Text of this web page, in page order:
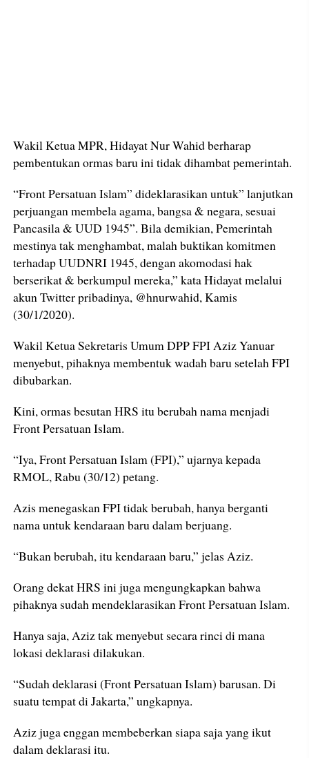
Wakil Ketua MPR, Hidayat Nur Wahid berharap
pembentukan ormas baru ini tidak dihambat pemerintah.
“Front Persatuan Islam” dideklarasikan untuk” lanjutkan
perjuangan membela agama, bangsa & negara, sesuai
Pancasila & UUD 1945”. Bila demikian, Pemerintah
mestinya tak menghambat, malah buktikan komitmen
terhadap UUDNRI 1945, dengan akomodasi hak
berserikat & berkumpul mereka,” kata Hidayat melalui
akun Twitter pribadinya, @hnurwahid, Kamis
(30/1/2020).
Wakil Ketua Sekretaris Umum DPP FPI Aziz Yanuar
menyebut, pihaknya membentuk wadah baru setelah FPI
dibubarkan.
Kini, ormas besutan HRS itu berubah nama menjadi
Front Persatuan Islam.
“Iya, Front Persatuan Islam (FPI),” ujarnya kepada
RMOL, Rabu (30/12) petang.
Azis menegaskan FPI tidak berubah, hanya berganti
nama untuk kendaraan baru dalam berjuang.
“Bukan berubah, itu kendaraan baru,” jelas Aziz.
Orang dekat HRS ini juga mengungkapkan bahwa
pihaknya sudah mendeklarasikan Front Persatuan Islam.
Hanya saja, Aziz tak menyebut secara rinci di mana
lokasi deklarasi dilakukan.
“Sudah deklarasi (Front Persatuan Islam) barusan. Di
suatu tempat di Jakarta,” ungkapnya.
Aziz juga enggan membeberkan siapa saja yang ikut
dalam deklarasi itu.